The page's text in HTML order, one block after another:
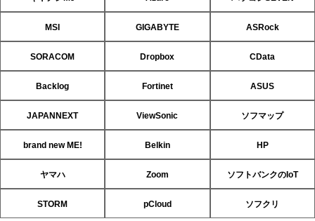
MSI GIGABYTE ASRock
SORACOM Dropbox CData
Backlog Fortinet ASUS
JAPANNEXT ViewSonic ソフマップ
brand new ME! Belkin HP
ヤマハ Zoom ソフトバンクのIoT
STORM pCloud ソフクリ